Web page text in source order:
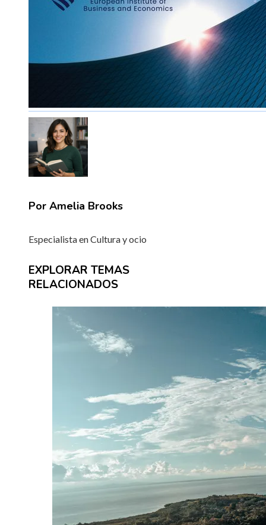
Por Amelia Brooks
Especialista en Cultura y ocio
EXPLORAR TEMAS
RELACIONADOS